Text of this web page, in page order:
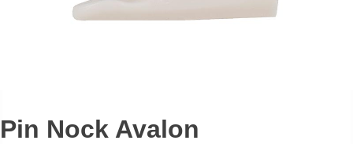
Pin Nock Avalon